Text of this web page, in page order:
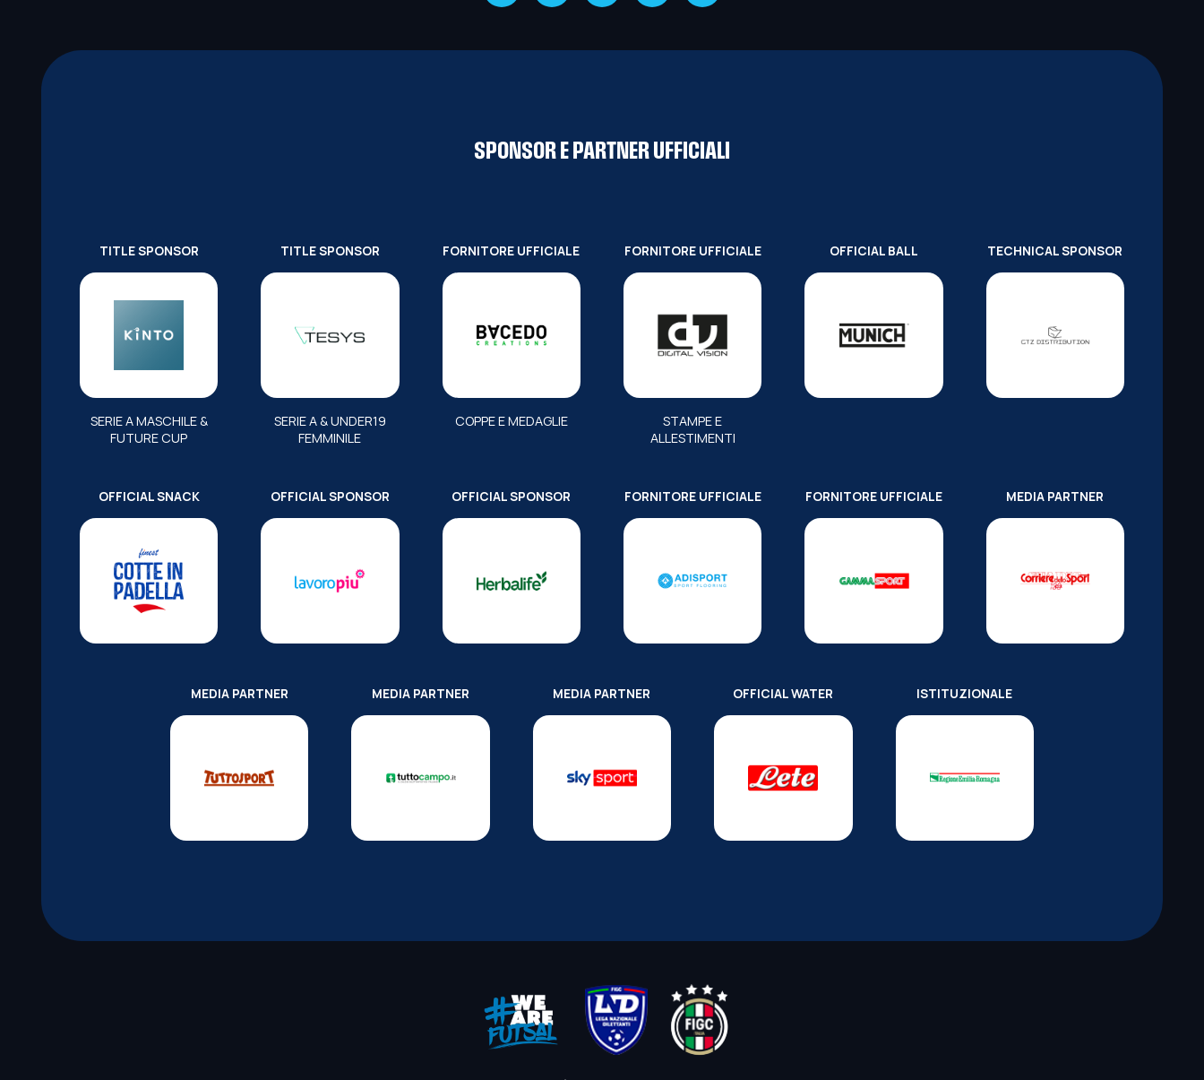
SPONSOR E PARTNER UFFICIALI
TITLE SPONSOR
SERIE A MASCHILE &
FUTURE CUP
TITLE SPONSOR
SERIE A & UNDER19
FEMMINILE
FORNITORE UFFICIALE
COPPE E MEDAGLIE
FORNITORE UFFICIALE
STAMPE E
ALLESTIMENTI
OFFICIAL BALL TECHNICAL SPONSOR
OFFICIAL SNACK OFFICIAL SPONSOR OFFICIAL SPONSOR FORNITORE UFFICIALE FORNITORE UFFICIALE MEDIA PARTNER
MEDIA PARTNER MEDIA PARTNER MEDIA PARTNER OFFICIAL WATER ISTITUZIONALE